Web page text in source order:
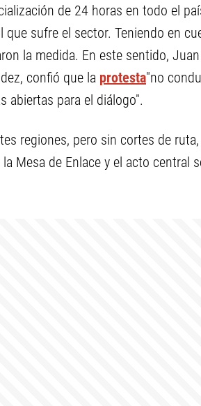
de 24 horas en todo el
sufre el sector. Teniendo en
la medida. En este sentido, Juan
confió que la protesta"no
abiertas para el diálogo".
regiones, pero sin cortes de
Mesa de Enlace y el acto central